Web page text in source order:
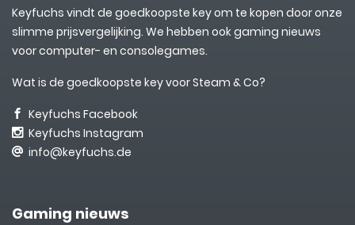
Keyfuchs vindt de goedkoopste key om te kopen door onze
slimme prijsvergelijking. We hebben ook gaming nieuws
voor computer- en consolegames.
Wat is de goedkoopste key voor Steam & Co?
Keyfuchs Facebook
Keyfuchs Instagram
info@keyfuchs.de
Gaming nieuws